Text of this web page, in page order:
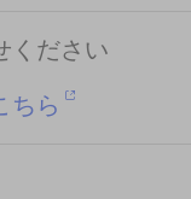
ください
ちら